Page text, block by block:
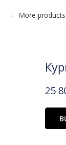
More products
25